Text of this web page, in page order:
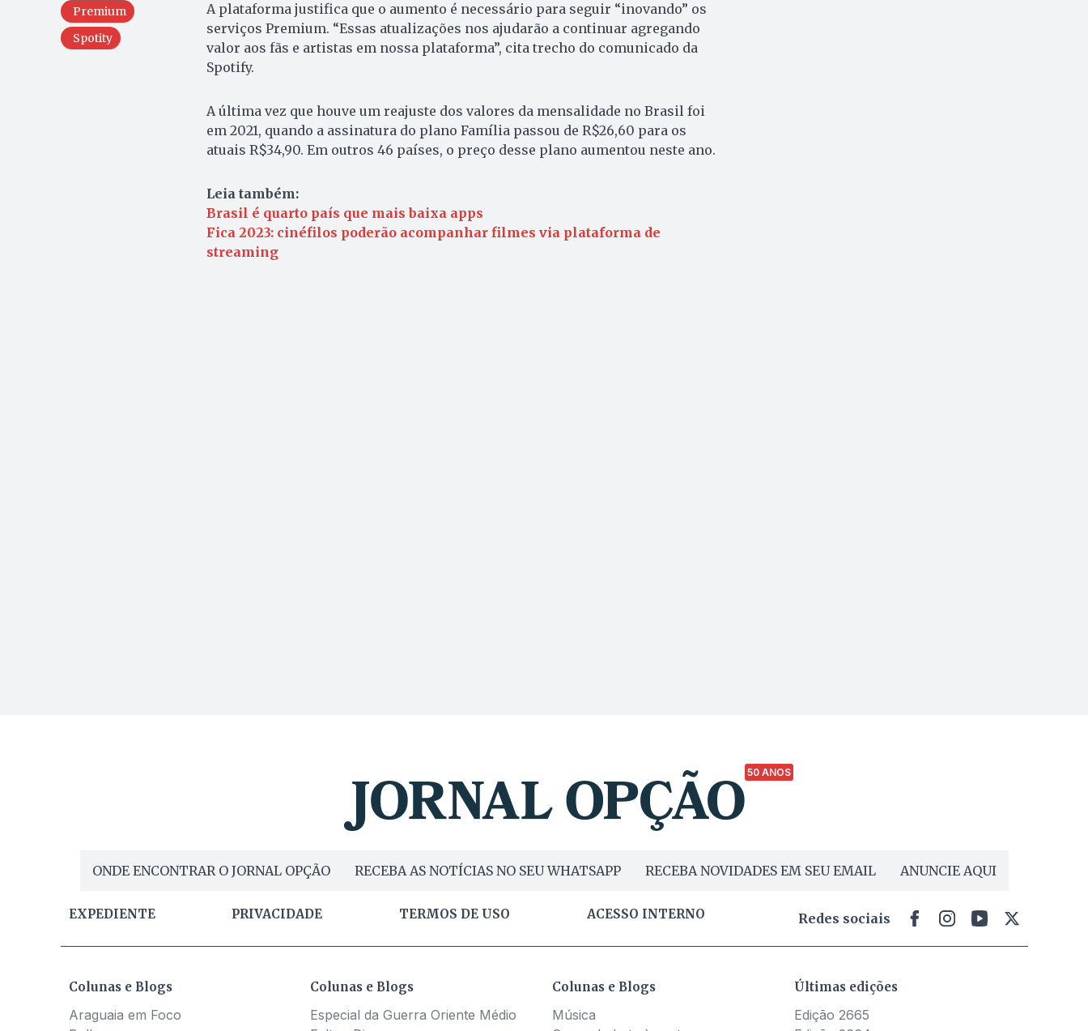
Premium
Spotity
A plataforma justifica que o aumento é necessário para seguir “inovando” os
serviços Premium. “Essas atualizações nos ajudarão a continuar agregando
valor aos fãs e artistas em nossa plataforma”, cita trecho do comunicado da
Spotify.
A última vez que houve um reajuste dos valores da mensalidade no Brasil foi
em 2021, quando a assinatura do plano Família passou de R$26,60 para os
atuais R$34,90. Em outros 46 países, o preço desse plano aumentou neste ano.
Leia também:
Brasil é quarto país que mais baixa apps
Fica 2023: cinéfilos poderão acompanhar filmes via plataforma de
streaming
50 ANOS
ONDE ENCONTRAR O JORNAL OPÇÃO RECEBA AS NOTÍCIAS NO SEU WHATSAPP RECEBA NOVIDADES EM SEU EMAIL ANUNCIE AQUI
EXPEDIENTE PRIVACIDADE TERMOS DE USO ACESSO INTERNO Redes sociais
Colunas e Blogs
Araguaia em Foco
Colunas e Blogs
Especial da Guerra Oriente Médio
Colunas e Blogs
Música
Últimas edições
Edição 2665